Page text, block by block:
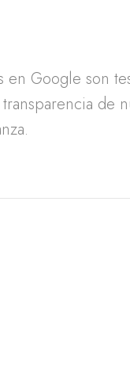
en Google son
de